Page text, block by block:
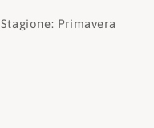
Stagione: Primavera